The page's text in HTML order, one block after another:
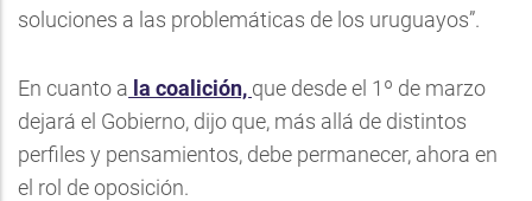
soluciones a las problemáticas de los uruguayos”.
En cuanto a la coalición, que desde el 1º de marzo
dejará el Gobierno, dijo que, más allá de distintos
perfiles y pensamientos, debe permanecer, ahora en
el rol de oposición.